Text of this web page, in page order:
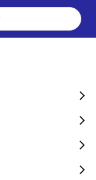
トワーク対応STB」リ
内配信
ットワ
ァレン